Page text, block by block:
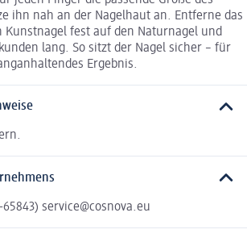
ihn nah an der Nagelhaut an. Entferne das
Kunstnagel fest auf den Naturnagel und
lang. So sitzt der Nagel sicher – für
Ergebnis.
service@cosnova.eu